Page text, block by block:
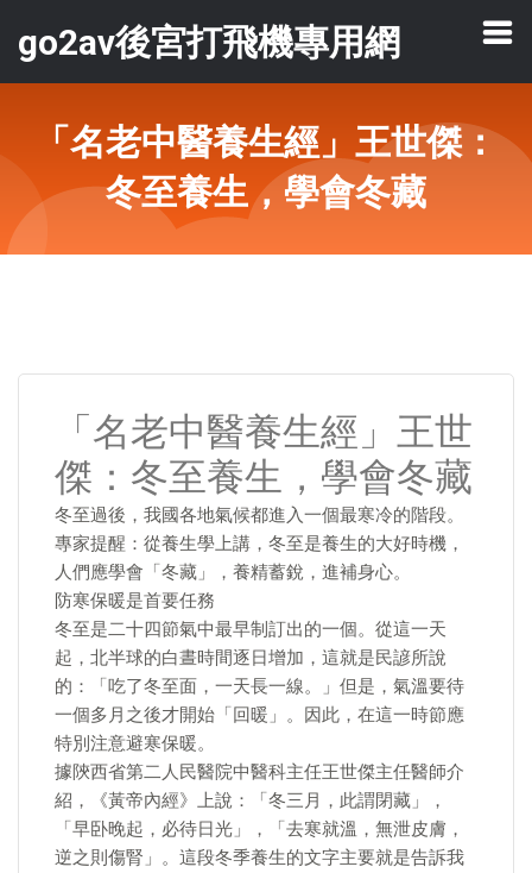
go2av後宮打飛機專用網
「名老中醫養生經」王世傑：
冬至養生，學會冬藏
「名老中醫養生經」王世
傑：冬至養生，學會冬藏
冬至過後，我國各地氣候都進入一個最寒冷的階段。
專家提醒：從養生學上講，冬至是養生的大好時機，
人們應學會「冬藏」，養精蓄銳，進補身心。
防寒保暖是首要任務
冬至是二十四節氣中最早制訂出的一個。從這一天
起，北半球的白晝時間逐日增加，這就是民諺所說
的：「吃了冬至面，一天長一線。」但是，氣溫要待
一個多月之後才開始「回暖」。因此，在這一時節應
特別注意避寒保暖。
據陝西省第二人民醫院中醫科主任王世傑主任醫師介
紹，《黃帝內經》上說：「冬三月，此謂閉藏」，
「早卧晚起，必待日光」，「去寒就溫，無泄皮膚，
逆之則傷腎」。這段冬季養生的文字主要就是告訴我